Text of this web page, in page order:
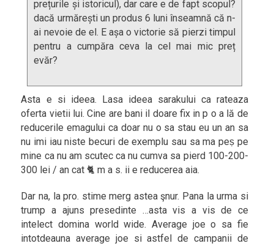
prețurile și istoricul), dar care e de fapt scopul?
dacă urmărești un produs 6 luni înseamnă că n-
ai nevoie de el. E așa o victorie să pierzi timpul
pentru a cumpăra ceva la cel mai mic preț
evăr?
Asta e si ideea. Lasa ideea sarakului ca rateaza
oferta vietii lui. Cine are bani il doare fix in p o a lă de
reducerile emagului ca doar nu o sa stau eu un an sa
nu imi iau niste becuri de exemplu sau sa ma peṣ pe
mine ca nu am scutec ca nu cumva sa pierd 100-200-
300 lei / an cat 🐈 m a s. ii e reducerea aia.
Dar na, la pro. stime merg astea şnur. Pana la urma si
trump a ajuns presedinte …asta vis a vis de ce
intelect domina world wide. Average joe o sa fie
intotdeauna average joe si astfel de campanii de